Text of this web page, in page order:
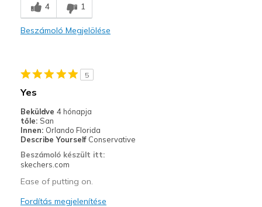
Comfortable
View On Shoes
4 1
Beszámoló Megjelölése
5
Yes
Beküldve 4 hónapja
tőle: San
Innen: Orlando Florida
Describe Yourself Conservative
Beszámoló készült itt:
skechers.com
Ease of putting on.
Fordítás megjelenítése